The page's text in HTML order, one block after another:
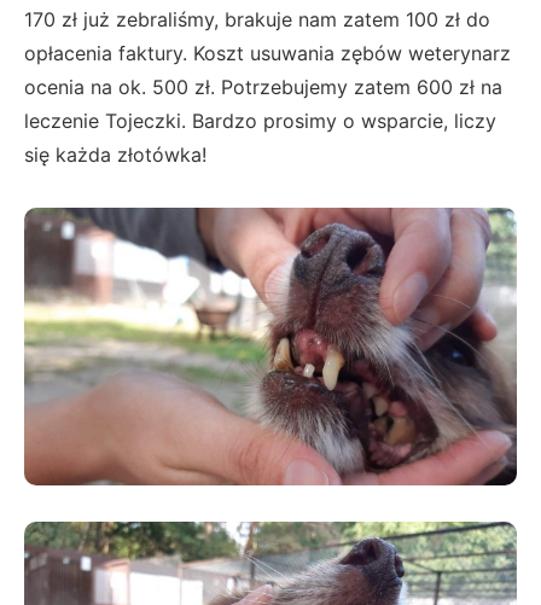
170 zł już zebraliśmy, brakuje nam zatem 100 zł do
opłacenia faktury. Koszt usuwania zębów weterynarz
ocenia na ok. 500 zł. Potrzebujemy zatem 600 zł na
leczenie Tojeczki. Bardzo prosimy o wsparcie, liczy
się każda złotówka!